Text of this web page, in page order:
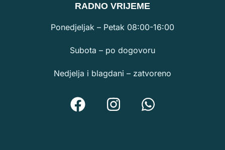
RADNO VRIJEME
Ponedjeljak – Petak 08:00-16:00
Subota – po dogovoru
Nedjelja i blagdani – zatvoreno